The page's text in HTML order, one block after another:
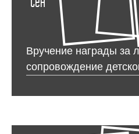
Вручение награды за
сопровождение